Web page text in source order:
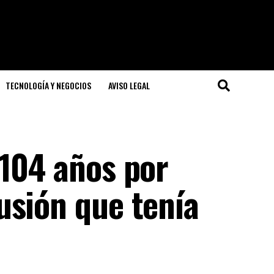
TECNOLOGÍA Y NEGOCIOS AVISO LEGAL
años por
que tenía